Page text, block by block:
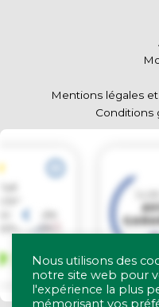
Mentions légales
Conditions
Nous utilisons des
notre site web pour
l'expérience la plus
mémorisant vos